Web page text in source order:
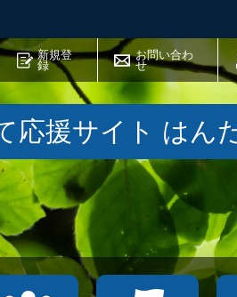
新規登
録
お問い合わ
せ
応援サイト はん